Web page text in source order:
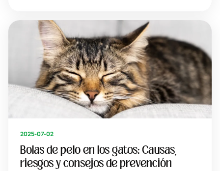
2025-07-02
Bolas de pelo en los gatos: Causas,
riesgos y consejos de prevención